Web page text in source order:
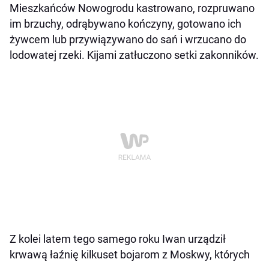
Mieszkańców Nowogrodu kastrowano, rozpruwano
im brzuchy, odrąbywano kończyny, gotowano ich
żywcem lub przywiązywano do sań i wrzucano do
lodowatej rzeki. Kijami zatłuczono setki zakonników.
Z kolei latem tego samego roku Iwan urządził
krwawą łaźnię kilkuset bojarom z Moskwy, których